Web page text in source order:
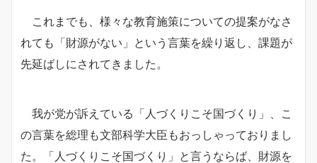
これまでも、様々な教育施策についての提案がなさ
れても「財源がない」という言葉を繰り返し、課題が
先延ばしにされてきました。
我が党が訴えている「人づくりこそ国づくり」、こ
の言葉を総理も文部科学大臣もおっしゃっておりまし
た。「人づくりこそ国づくり」と言うならば、財源を